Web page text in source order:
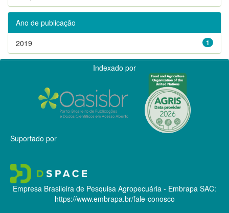
Ano de publicação
1
2019
Indexado por
Suportado por
Empresa Brasileira de Pesquisa Agropecuária - Embrapa SAC:
https://www.embrapa.br/fale-conosco